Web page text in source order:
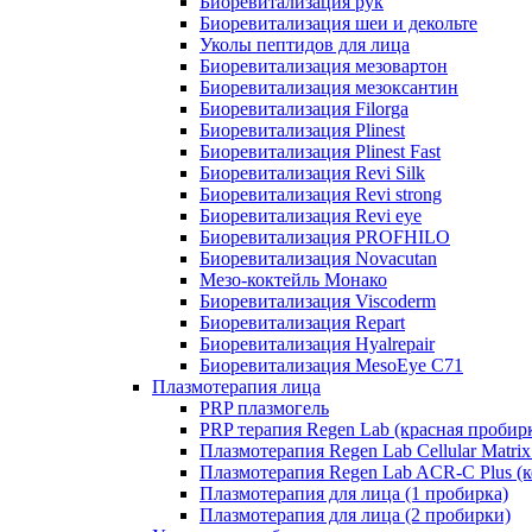
Биоревитализация шеи и декольте
Уколы пептидов для лица
Биоревитализация мезовартон
Биоревитализация мезоксантин
Биоревитализация Filorga
Биоревитализация Plinest
Биоревитализация Plinest Fast
Биоревитализация Revi Silk
Биоревитализация Revi strong
Биоревитализация Revi eye
Биоревитализация PROFHILO
Биоревитализация Novacutan
Мезо-коктейль Монако
Биоревитализация Viscoderm
Биоревитализация Repart
Биоревитализация Hyalrepair
Биоревитализация MesoEye C71
Плазмотерапия лица
PRP плазмогель
PRP терапия Regen Lab (красная
Плазмотерапия Regen Lab Cellular
Плазмотерапия Regen Lab ACR-C Plus
Плазмотерапия для лица (1 пробирка)
Плазмотерапия для лица (2 пробирки)